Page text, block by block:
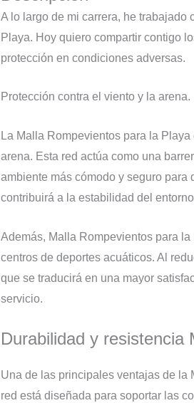
A lo largo de mi carrera, he
Playa. Hoy quiero compartir contigo
protección en condiciones adversas.
Protección contra el viento y la arena.
La Malla Rompevientos para la
arena. Esta red actúa como una
ambiente más cómodo y seguro para
contribuirá a la estabilidad del
Además, Malla Rompevientos para
centros de deportes acuáticos. Al
que se traducirá en una mayor
servicio.
Durabilidad y resistencia
Una de las principales ventajas de la
red está diseñada para soportar las